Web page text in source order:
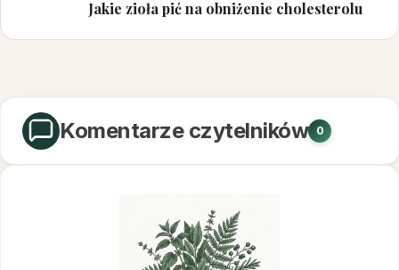
Jakie zioła pić na obniżenie cholesterolu
Komentarze czytelników 0